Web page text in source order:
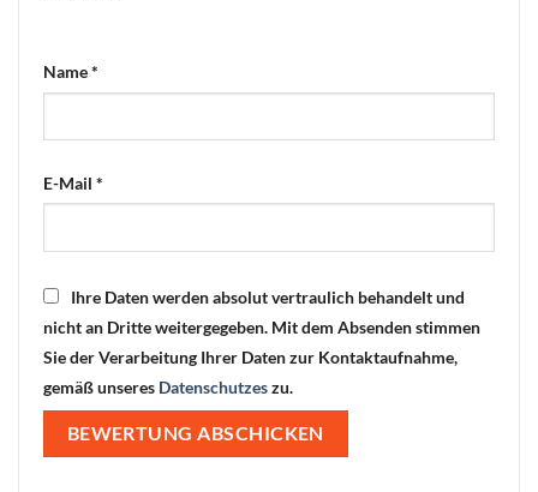
Name*
E-Mail *
Ihre Daten werden absolut vertraulich behandelt und
nicht an Dritte weitergegeben. Mit dem Absenden stimmen
Sie der Verarbeitung Ihrer Daten zur Kontaktaufnahme,
gemäß unseres Datenschutzeszu.